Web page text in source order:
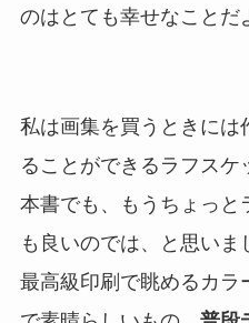
のはとても幸せなことだ
私は画集を買うときには
ることができるラフスケ
本書でも、もうちょっと
も良いのでは、と思い
最高級印刷で眺めるカラ